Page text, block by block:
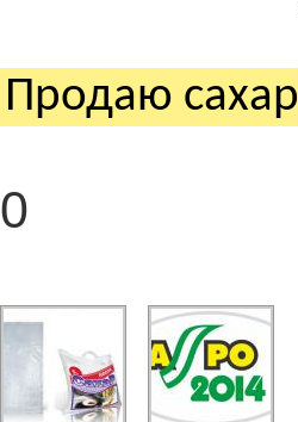
Продаю cахар
0